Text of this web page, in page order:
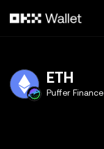
ETH
Puffer Finance